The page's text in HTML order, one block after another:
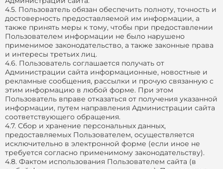
4.5. Пользователь обязан обеспечить полноту, точность и
достоверность предоставляемой им информации, а
также принять меры к тому, чтобы при предоставлении
Пользователем информации не было нарушено
применимое законодательство, а также законные права
и интересы третьих лиц.
4.6. Пользователь соглашается получать от
Администрации сайта информационные, новостные и
рекламные сообщения, рассылки и прочую связанную с
этим информацию в любой форме. При этом
Пользователь вправе отказаться от получения указанной
информации, путем направления Администрации сайта
соответствующего обращения.
4.7. Сбор и хранение персональных данных,
предоставляемых Пользователем, осуществляется
исключительно в электронной форме (если иное не
требуется согласно применимому законодательству).
4.8. Фактом использования Пользователем сайта (в